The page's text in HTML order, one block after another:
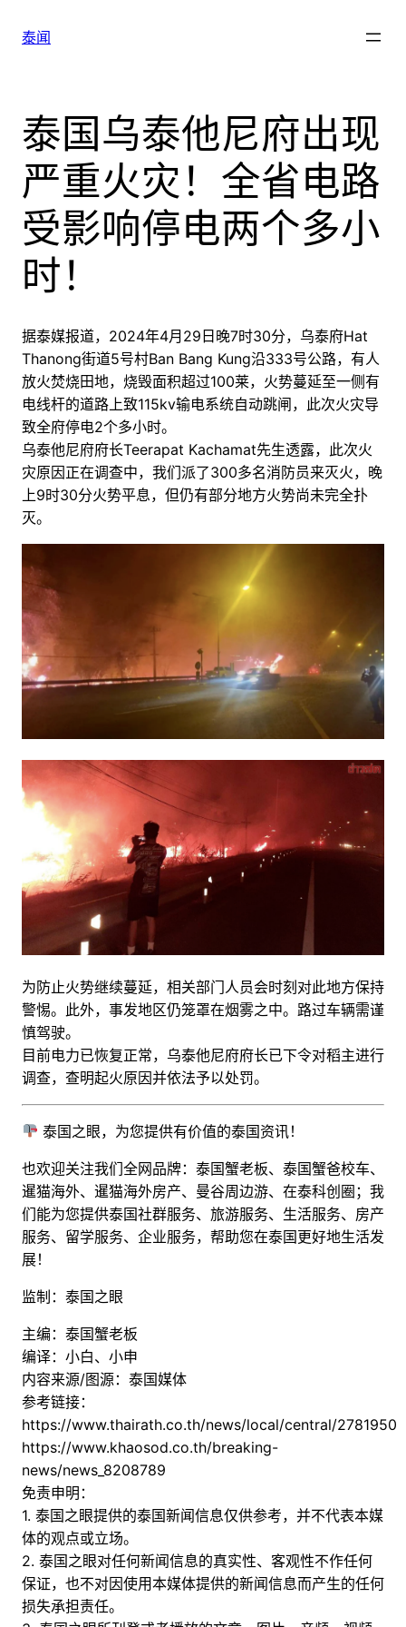
泰闻
泰国乌泰他尼府出现
严重火灾！全省电路
受影响停电两个多小
时！
据泰媒报道，2024年4月29日晚7时30分，乌泰府Hat
Thanong街道5号村Ban Bang Kung沿333号公路，有人
放火焚烧田地，烧毁面积超过100莱，火势蔓延至一侧有
电线杆的道路上致115kv输电系统自动跳闸，此次火灾导
致全府停电2个多小时。
乌泰他尼府府长Teerapat Kachamat先生透露，此次火
灾原因正在调查中，我们派了300多名消防员来灭火，晚
上9时30分火势平息，但仍有部分地方火势尚未完全扑
灭。
为防止火势继续蔓延，相关部门人员会时刻对此地方保持
警惕。此外，事发地区仍笼罩在烟雾之中。路过车辆需谨
慎驾驶。
目前电力已恢复正常，乌泰他尼府府长已下令对稻主进行
调查，查明起火原因并依法予以处罚。
泰国之眼，为您提供有价值的泰国资讯！
也欢迎关注我们全网品牌：泰国蟹老板、泰国蟹爸校车、
暹猫海外、暹猫海外房产、曼谷周边游、 在泰科创圈 ； 我
们能为您提供泰国社群服务、旅游服务、生活服务、房产
服务、留学服务、企业服务，帮助您在泰国更好地生活发
展！
监制：泰国之眼
主编：泰国蟹老板
编译：小白、小申
内容来源/图源：泰国媒体
参考链接：
https://www.thairath.co.th/news/local/central/2781950
https://www.khaosod.co.th/breaking-
news/news_8208789
免责申明：
1. 泰国之眼提供的泰国新闻信息仅供参考，并不代表本媒
体的观点或立场。
2. 泰国之眼对任何新闻信息的真实性、客观性不作任何
保证，也不对因使用本媒体提供的新闻信息而产生的任何
损失承担责任。